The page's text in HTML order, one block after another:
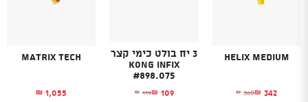
Helix Medium
₪ 360
המחיר המקורי היה: ₪360.₪ 342 המחיר הנוכחי הוא: ₪342.
3 יח בולט כימי קצר
KONG Infix
#898.075
₪ 119
המחיר המקורי היה: ₪119.₪ 109 המחיר הנוכחי הוא: ₪109.
Matrix Tech
₪ 1,055